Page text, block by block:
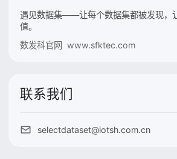
遇见数据集——让每个数据集都被发现，
值。
数发科官网 www.sfktec.com
联系我们
selectdataset@iotsh.com.cn